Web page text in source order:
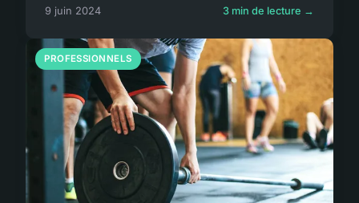
9 juin 2024 3 min de lecture →
PROFESSIONNELS